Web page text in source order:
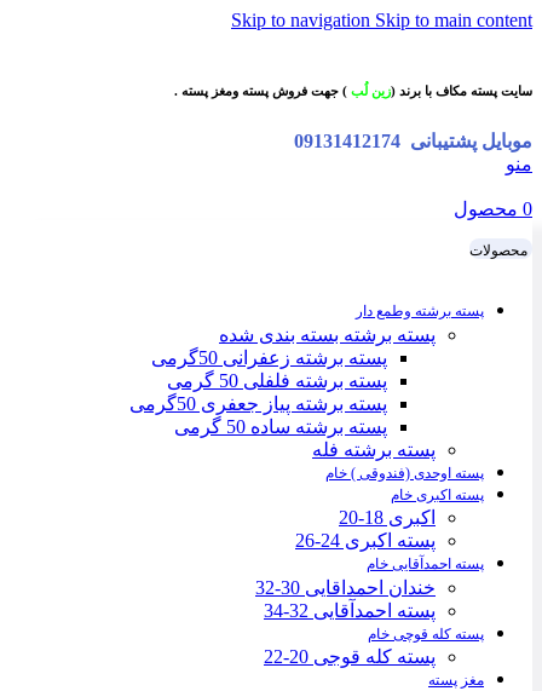
Skip to navigation Skip to main content
سایت پسته مکاف با برند (زین لُب ) جهت فروش پسته ومغز پسته .
موبایل پشتیبانی
منو
0 محصول
محصولات
پسته برشته وطمع دار
پسته برشته بسته بندی شده
پسته برشته زعفرانی 50گرمی
پسته برشته فلفلی 50 گرمی
پسته برشته پیاز جعفری 50گرمی
پسته برشته ساده 50 گرمی
پسته برشته فله
پسته اوحدی (فندوقی ) خام
پسته اکبری خام
اکبری 18-20
پسته اکبری 24-26
پسته احمدآقایی خام
خندان احمداقایی 30-32
پسته احمدآقایی 32-34
پسته کله قوچی خام
پسته کله قوجی 20-22
مغز پسته